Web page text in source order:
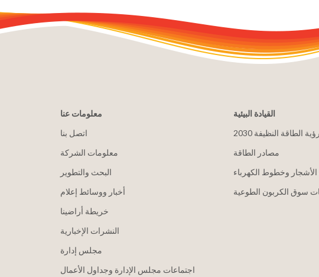
معلومات عنا
اتصل بنا
معلومات الشركة
البحث والتطوير
أخبار ووسائط إعلام
خريطة أراضينا
النشرات الإخبارية
مجلس إدارة
اجتماعات مجلس الإدارة وجداول الأعمال
القيادة البيئية
2030 رؤية الطاقة النظيفة
مصادر الطاقة
الأشجار وخطوط الكهرباء
سوق الكربون الطوعية